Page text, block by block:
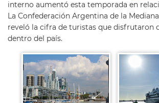
interno aumentó esta temporada en
La Confederación Argentina de la
reveló la cifra de turistas que disfrutaron
dentro del país.